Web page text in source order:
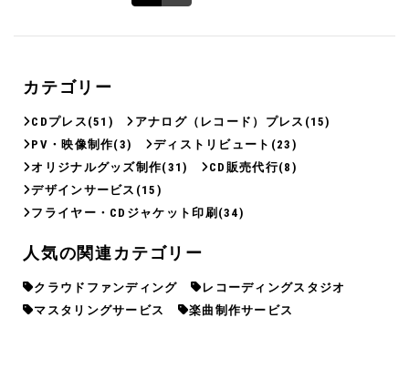
カテゴリー
CDプレス (51) アナログ（レコード）プレス (15)
PV・映像制作(3) ディストリビュート (23)
オリジナルグッズ制作(31) CD販売代行(8)
デザインサービス (15)
フライヤー・CDジャケット印刷 (34)
人気の関連カテゴリー
クラウドファンディング
レコーディングスタジオ
マスタリングサービス
楽曲制作サービス